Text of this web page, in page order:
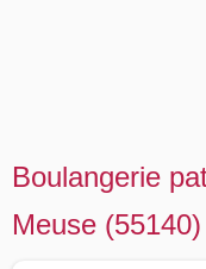
Boulangerie
Meuse (55140)